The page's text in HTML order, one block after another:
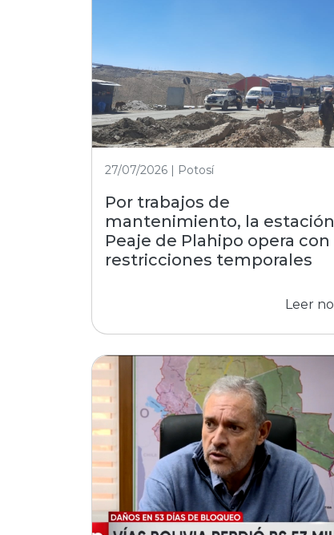
27/07/2026 | Potosí
Por trabajos de
mantenimiento, la
Peaje de Plahipo opera con
restricciones temporales
Leer